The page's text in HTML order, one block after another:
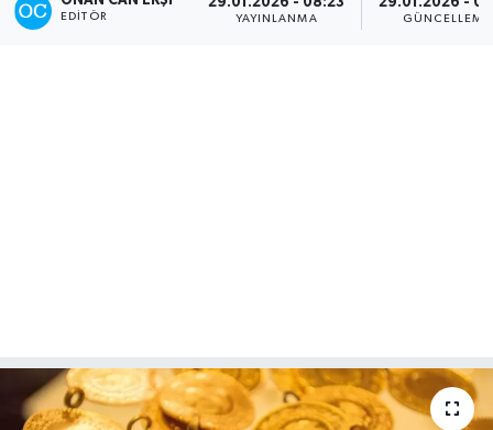
EDITÖR YAYINLANMA GÜNCELLEME